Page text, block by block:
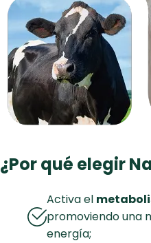
¿Por qué elegir
Activa el
promoviendo una
energía;